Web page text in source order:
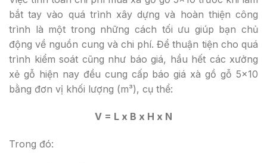
bắt tay vào quá trình xây dựng và hoàn thiện công
trình là một trong những cách tối ưu giúp bạn chủ
động về nguồn cung và chi phí. Để thuận tiện cho quá
trình kiểm soát cũng như báo giá, hầu hết các xưởng
xẻ gỗ hiện nay đều cung cấp báo giá xà gồ gỗ 5×10
bằng đơn vị khối lượng (m³), cụ thể:
V = L x B x H x N
Trong đó: